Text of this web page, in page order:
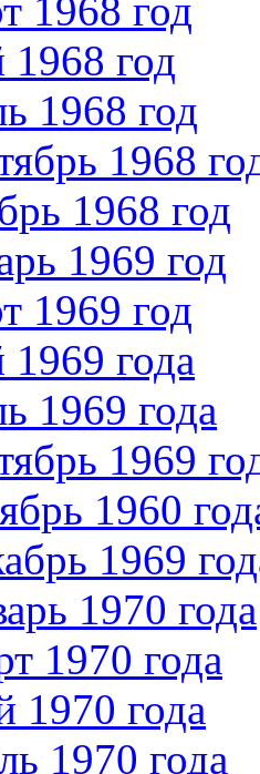
1968 год
год
1968 год
1968
1968 год
1969 год
1969 год
года
1969 года
1969
1960
1969
1970 года
1970 года
года
1970 года